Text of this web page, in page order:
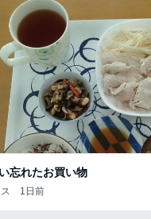
忘れたお買い物
1日前